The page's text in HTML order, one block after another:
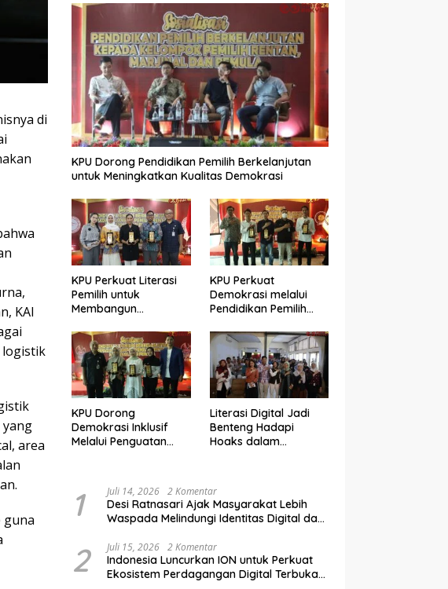
di
KAI
logistik
yang
area
guna
KPU Dorong Pendidikan Pemilih Berkelanjutan
untuk Meningkatkan Kualitas Demokrasi
KPU Perkuat Literasi
Pemilih untuk
Membangun
Berkualitas
KPU Perkuat
Demokrasi melalui
Pendidikan Pemilih
Kelompok Rentan,
Marjinal, dan Pemula
KPU Dorong
Demokrasi Inklusif
Melalui Penguatan
Literasi Digital Jadi
Benteng Hadapi
Hoaks dalam
1 Juli 14, 2026 2 Komentar
Desi Ratnasari Ajak Masyarakat Lebih
Waspada Melindungi Identitas Digital dan
2 Juli 15, 2026 2 Komentar
Indonesia Luncurkan ION untuk Perkuat
Ekosistem Perdagangan Digital Terbuka